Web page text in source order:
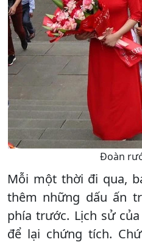
Đoàn
Mỗi một thời đi qua,
thêm những dấu ấn
phía trước. Lịch sử
để lại chứng tích.